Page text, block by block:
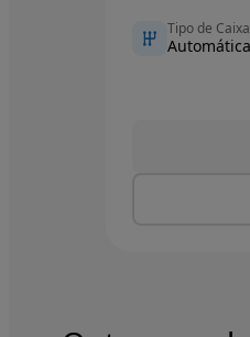
Tipo de Caixa
Automática